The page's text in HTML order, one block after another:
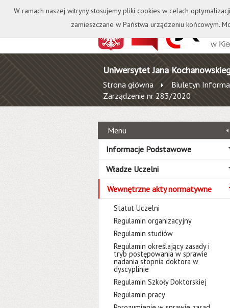
Kontakt Biblioteka
Uniwersytet Jana
Strona główna Biuletyn
Zarządzenie nr 283/2020
Menu
Informacje Podstawowe
Władze Uczelni
Wewnętrzne akty normatywne
Statut Uczelni
Regulamin organizacyjny
Regulamin studiów
Regulamin określający zasady i
tryb postępowania w sprawie
nadania stopnia doktora w
dyscyplinie
Regulamin Szkoły Doktorskiej
Regulamin pracy
W ramach naszej witryny stosujemy pliki cookies w celach
zamieszczane w Państwa urządzeniu końcowym.